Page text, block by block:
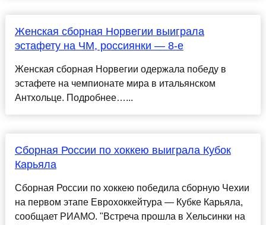
Женская сборная Норвегии выиграла
эстафету на ЧМ, россиянки — 8-е
Женская сборная Норвегии одержала победу в
эстафете на чемпионате мира в итальянском
Антхольце. Подробнее…...
Сборная России по хоккею выиграла Кубок
Карьяла
Сборная России по хоккею победила сборную Чехии
на первом этапе Еврохоккейтура — Кубке Карьяла,
сообщает РИАМО. "Встреча прошла в Хельсинки на